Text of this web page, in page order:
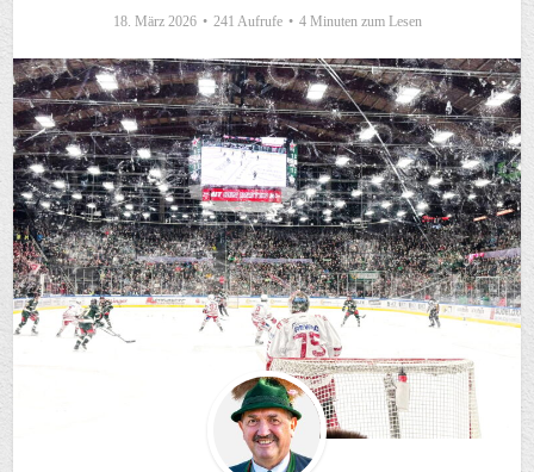
18. März 2026 241 Aufrufe 4 Minuten zum Lesen